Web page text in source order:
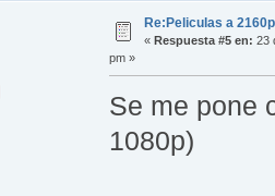
Re:Peliculas a
« Respuesta #5 en: 23
pm »
Se me pone
1080p)